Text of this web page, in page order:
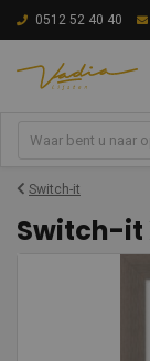
0512 52 40 40
Switch-it
Switch-it